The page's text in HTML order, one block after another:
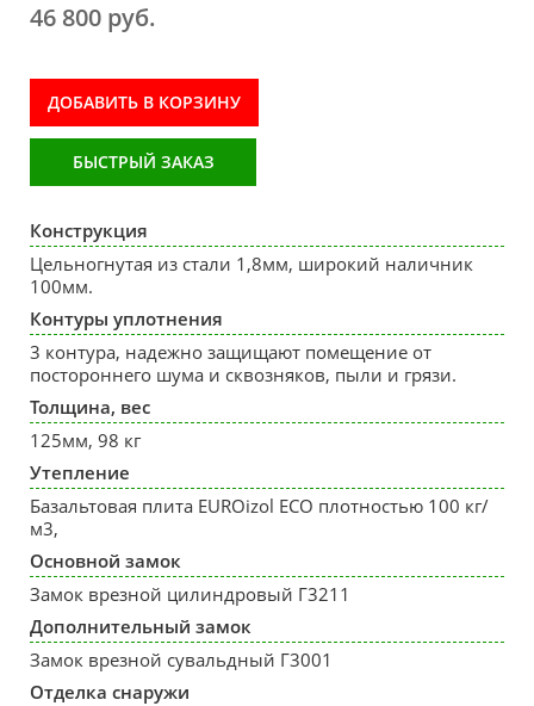
46 800 руб.
ДОБАВИТЬ В КОРЗИНУ
БЫСТРЫЙ ЗАКАЗ
Конструкция
Цельногнутая из стали 1,8мм, широкий наличник
100мм.
Контуры уплотнения
3 контура, надежно защищают помещение от
постороннего шума и сквозняков, пыли и грязи.
Толщина, вес
125мм, 98 кг
Утепление
Базальтовая плита EUROizol ECO плотностью 100 кг/
м3,
Основной замок
Замок врезной цилиндровый Г3211
Дополнительный замок
Замок врезной сувальдный Г3001
Отделка снаружи